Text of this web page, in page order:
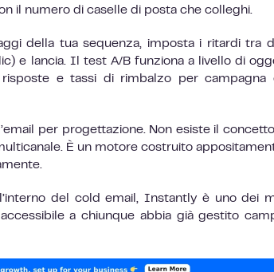
il numero di caselle di posta che colleghi.
della tua sequenza, imposta i ritardi tra
e lancia. Il test A/B funziona a livello di
e tassi di rimbalzo per campagna
per progettazione. Non esiste il
È un motore costruito
del cold email, Instantly è uno dei
a chiunque abbia già gestito